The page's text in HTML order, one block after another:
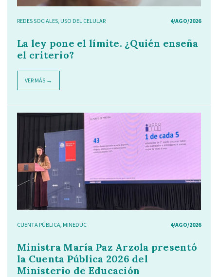
REDES SOCIALES, USO DEL CELULAR 4/AGO/2026
La ley pone el límite. ¿Quién enseña
el criterio?
VER MÁS →
CUENTA PÚBLICA, MINEDUC 4/AGO/2026
Ministra María Paz Arzola presentó
la Cuenta Pública 2026 del
Ministerio de Educación